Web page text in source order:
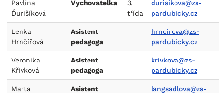
Pavlína
Ďurišíková
Vychovatelka
3.
třída
durisikova@zs-
pardubicky.cz
Lenka
Hrnčířová
Asistent
pedagoga
hrncirova@zs-
pardubicky.cz
Veronika
Křivková
Asistent
pedagoga
krivkova@zs-
pardubicky.cz
Marta
Asistent
langsadlova@zs-